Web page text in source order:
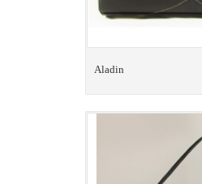
Aladin